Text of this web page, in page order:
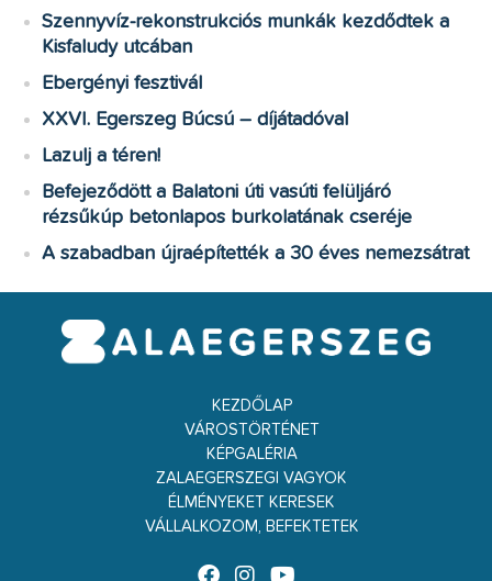
Szennyvíz-rekonstrukciós munkák kezdődtek a
Kisfaludy utcában
Ebergényi fesztivál
XXVI. Egerszeg Búcsú – díjátadóval
Lazulj a téren!
Befejeződött a Balatoni úti vasúti felüljáró
rézsűkúp betonlapos burkolatának cseréje
A szabadban újraépítették a 30 éves nemezsátrat
KEZDŐLAP
VÁROSTÖRTÉNET
KÉPGALÉRIA
ZALAEGERSZEGI VAGYOK
ÉLMÉNYEKET KERESEK
VÁLLALKOZOM, BEFEKTETEK